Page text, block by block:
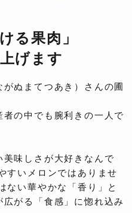
る果肉」
げます
ぬまてつあき）さんの圃
の中でも腕利きの一人で
美味しさが大好きなんで
すいメロンではありませ
ない華やかな「香り」と
がる「食感」に惚れ込み